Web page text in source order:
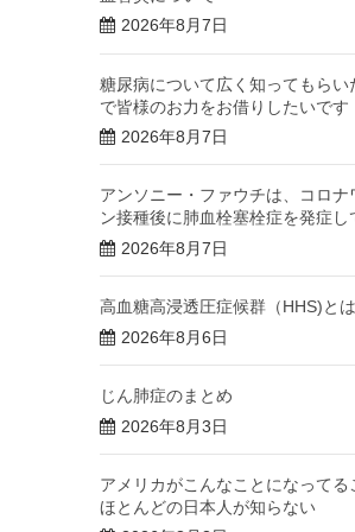
2026年8月7日
糖尿病について広く知ってもらい
で皆様のお力をお借りしたいです
2026年8月7日
アンソニー・ファウチは、コロナ
ン接種後に肺血栓塞栓症を発症し
2026年8月7日
高血糖高浸透圧症候群（HHS)とは
2026年8月6日
じん肺症のまとめ
2026年8月3日
アメリカがこんなことになってる
ほとんどの日本人が知らない